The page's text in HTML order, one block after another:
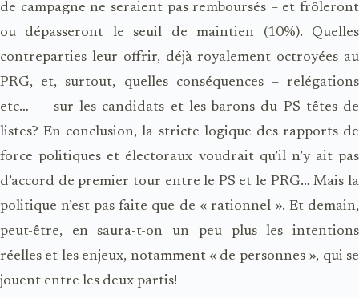
de campagne ne seraient pas remboursés – et frôleront
ou dépasseront le seuil de maintien (10%). Quelles
contreparties leur offrir, déjà royalement octroyées au
PRG, et, surtout, quelles conséquences – relégations
etc… – sur les candidats et les barons du PS têtes de
listes? En conclusion, la stricte logique des rapports de
force politiques et électoraux voudrait qu’il n’y ait pas
d’accord de premier tour entre le PS et le PRG… Mais la
politique n’est pas faite que de « rationnel ». Et demain,
peut-être, en saura-t-on un peu plus les intentions
réelles et les enjeux, notamment « de personnes », qui se
jouent entre les deux partis!